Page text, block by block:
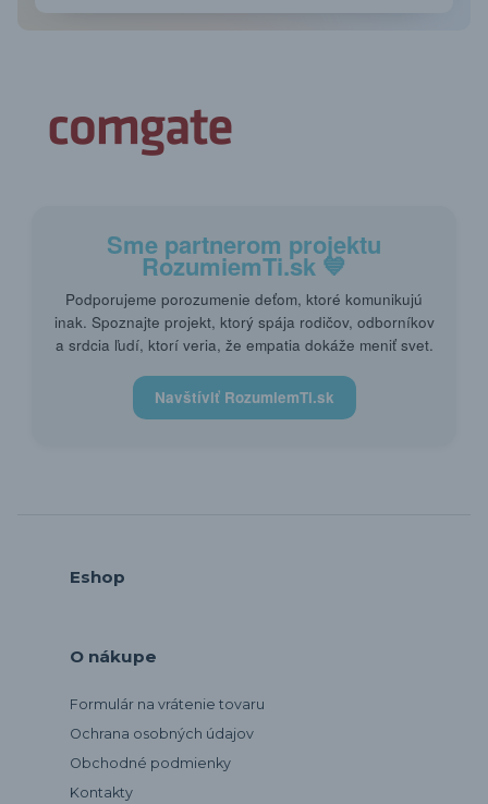
Sme partnerom projektu
RozumiemTi.sk💙
Podporujeme porozumenie deťom, ktoré komunikujú
inak. Spoznajte projekt, ktorý spája rodičov, odborníkov
a srdcia ľudí, ktorí veria, že empatia dokáže meniť svet.
Navštíviť RozumiemTi.sk
Eshop
O nákupe
Formulár na vrátenie tovaru
Ochrana osobných údajov
Obchodné podmienky
Kontakty